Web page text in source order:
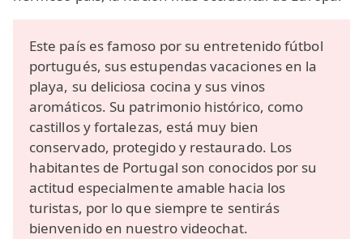
Este país es famoso por su entretenido fútbol
portugués, sus estupendas vacaciones en la
playa, su deliciosa cocina y sus vinos
aromáticos. Su patrimonio histórico, como
castillos y fortalezas, está muy bien
conservado, protegido y restaurado. Los
habitantes de Portugal son conocidos por su
actitud especialmente amable hacia los
turistas, por lo que siempre te sentirás
bienvenido en nuestro videochat.